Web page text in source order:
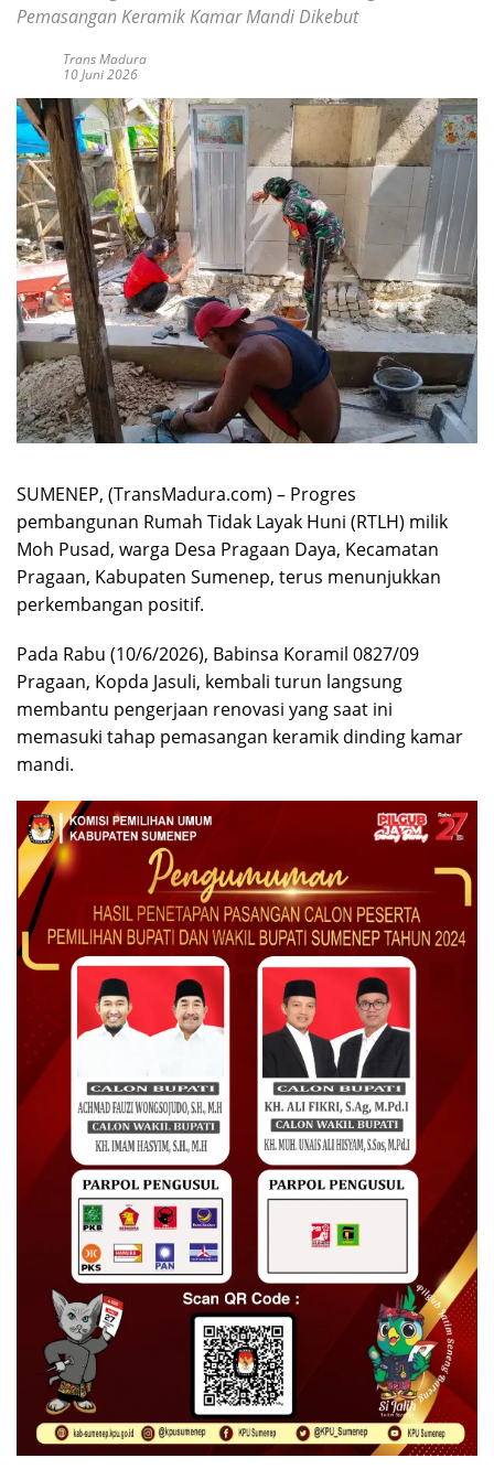
Pemasangan Keramik Kamar Mandi Dikebut
Trans Madura
10 Juni 2026
SUMENEP, (TransMadura.com) – Progres
pembangunan Rumah Tidak Layak Huni (RTLH) milik
Moh Pusad, warga Desa Pragaan Daya, Kecamatan
Pragaan, Kabupaten Sumenep, terus menunjukkan
perkembangan positif.
Pada Rabu (10/6/2026), Babinsa Koramil 0827/09
Pragaan, Kopda Jasuli, kembali turun langsung
membantu pengerjaan renovasi yang saat ini
memasuki tahap pemasangan keramik dinding kamar
mandi.